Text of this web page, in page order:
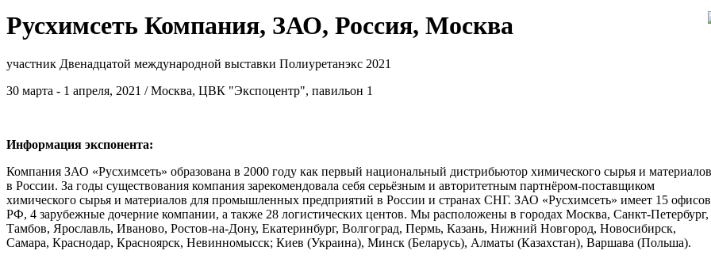
Русхимсеть Компания, ЗАО, Россия, Москва
участник Двенадцатой международной выставки Полиуретанэкс 2021
30 марта - 1 апреля, 2021 / Москва, ЦВК "Экспоцентр", павильон 1
Информация экспонента:
Компания ЗАО «Русхимсеть» образована в 2000 году как первый национальный дистрибьютор химического сырья и материалов
в России. За годы существования компания зарекомендовала себя серьёзным и авторитетным партнёром-поставщиком
химического сырья и материалов для промышленных предприятий в России и странах СНГ. ЗАО «Русхимсеть» имеет 15
РФ, 4 зарубежные дочерние компании, а также 28 логистических центов. Мы расположены в городах Москва, Санкт-Петербург,
Тамбов, Ярославль, Иваново, Ростов-на-Дону, Екатеринбург, Волгоград, Пермь, Казань, Нижний Новгород, Новосибирск,
Самара, Краснодар, Красноярск, Невинномысск; Киев (Украина), Минск (Беларусь), Алматы (Казахстан), Варшава (Польша).